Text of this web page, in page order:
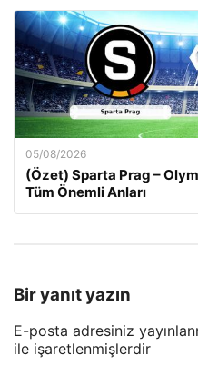
05/08/2026
(Özet) Sparta Prag –
Tüm Önemli Anları
Bir yanıt yazın
E-posta adresiniz
ile işaretlenmişlerdir